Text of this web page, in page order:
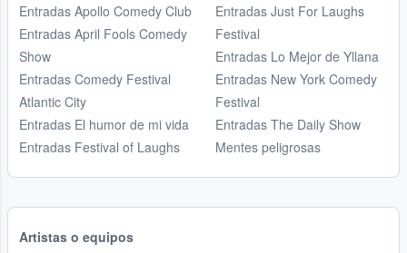
Entradas Apollo Comedy Club
Entradas April Fools Comedy
Show
Entradas Comedy Festival
Atlantic City
Entradas El humor de mi vida
Entradas Festival of Laughs
Entradas Just For Laughs
Festival
Entradas Lo Mejor de Yllana
Entradas New York Comedy
Festival
Entradas The Daily Show
Mentes peligrosas
Artistas o equipos